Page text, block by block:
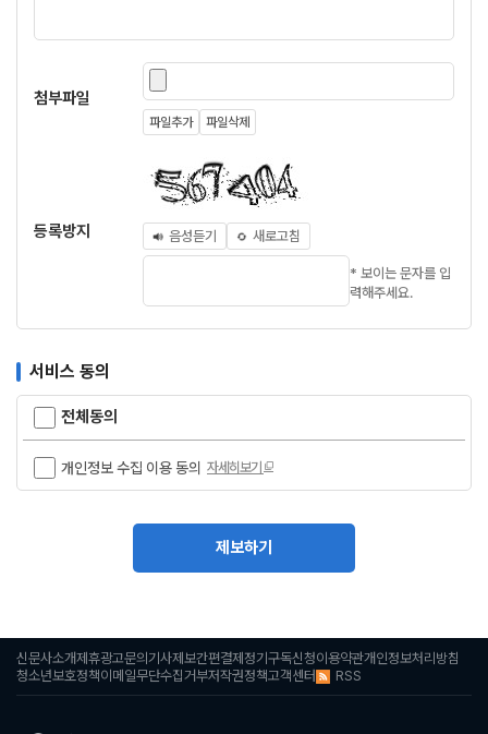
첨부파일
파일추가 파일삭제
등록방지 음성듣기 새로고침
* 보이는 문자를 입
력해주세요.
서비스 동의
전체동의
개인정보 수집 이용 동의 자세히보기
제보하기
신문사소개제휴광고문의 기사제보간편결제 정기구독신청이용약관개인정보처리방침
청소년보호정책 이메일무단수집거부저작권정책고객센터 RSS